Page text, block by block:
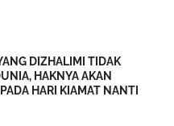
DIZHALIMI TIDAK
HAKNYA AKAN
HARI KIAMAT NANTI